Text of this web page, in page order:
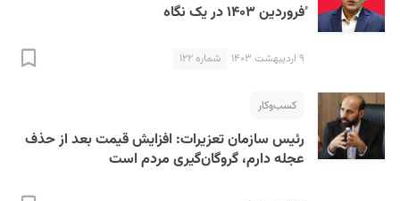
ُفروردین ۱۴۰۳ در یک نگاه
۹ اردیبهشت ۱۴۰۳ شماره ۱۲۲
کسب‌و‌کار
رئیس سازمان تعزیرات: افزایش قیمت بعد از حذف
عجله دارم، گروگان‌گیری مردم است